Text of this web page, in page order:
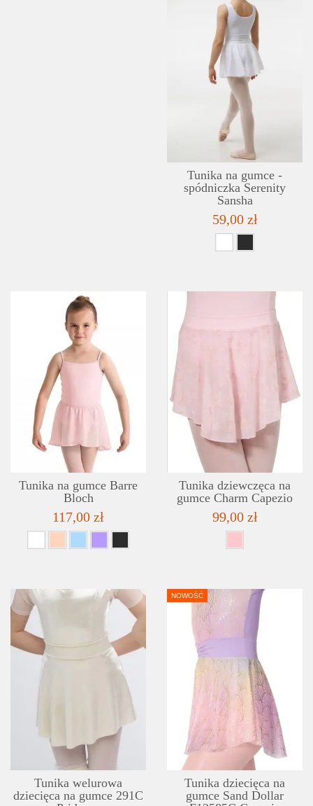
Tunika na gumce -
spódniczka Serenity
Sansha
59,00 zł
LISTA ŻYCZEŃ
Tunika na gumce Barre
Bloch
117,00 zł
Tunika dziewczęca na
gumce Charm Capezio
99,00 zł
SZCZEGÓŁY
Tunika welurowa
dziecięca na gumce 291C
NOWOŚĆ
Tunika dziecięca na
gumce Sand Dollar